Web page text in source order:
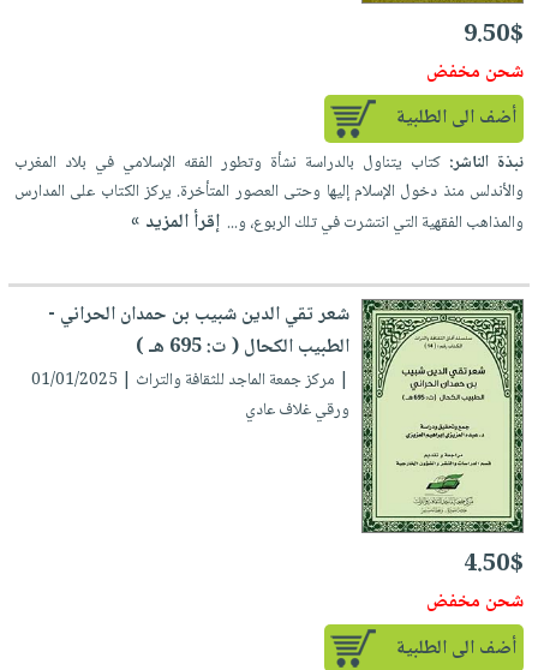
حلي
عناية
بالذات
صابون
أطفال
مناسبات
الشركة
سياسة
الشركة
فيديوهات
أسئلة
يتكرر
خدمات
نيل
وفرات
انشر
تواصل
حسابك
لائحة
الأمنيات
عربة
التسوق
الإصدارات
9.50$
شحن مخفض
أضف الى الطلبية
نبذة الناشر: كتاب يتناول بالدراسة نشأة وتطور الفقه الإسلامي في بلاد المغرب
والأندلس منذ دخول الإسلام إليها وحتى العصور المتأخرة. يركز الكتاب على المدارس
والمذاهب الفقهية التي انتشرت في تلك الربوع، و... إقرأ المزيد »
شعر تقي الدين شبيب بن حمدان الحراني -
الطبيب الكحال ( ت: 695 هـ )
| مركز جمعة الماجد للثقافة والتراث | 01/01/2025
ورقي غلاف عادي
4.50$
شحن مخفض
أضف الى الطلبية